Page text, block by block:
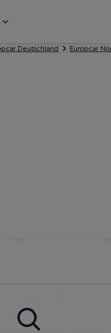
Deutschland Europcar
Europcar
eine weitere Gebühr an.